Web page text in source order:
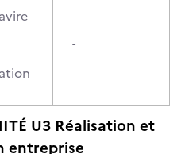
-
U3 Réalisation et
entreprise